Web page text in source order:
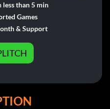
less than 5 min
Games
& Support